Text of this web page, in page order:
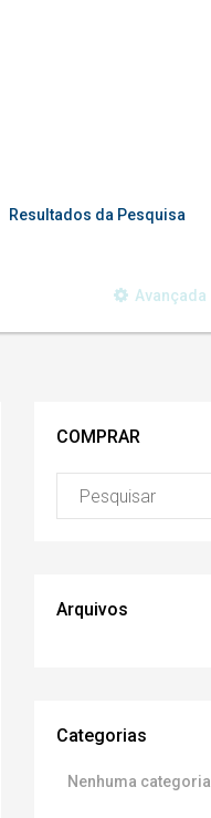
Resultados da Pesquisa
Avançada
COMPRAR
Arquivos
Categorias
Nenhuma categoria